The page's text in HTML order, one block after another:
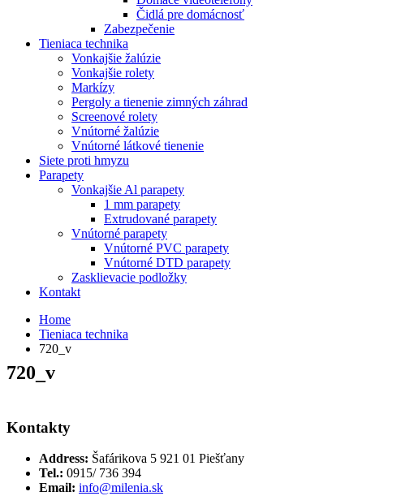
Čidlá pre domácnosť
Zabezpečenie
Tieniaca technika
Vonkajšie žalúzie
Vonkajšie rolety
Markízy
Pergoly a tienenie zimných záhrad
Screenové rolety
Vnútorné žalúzie
Vnútorné látkové tienenie
Siete proti hmyzu
Parapety
Vonkajšie Al parapety
1 mm parapety
Extrudované parapety
Vnútorné parapety
Vnútorné PVC parapety
Vnútorné DTD parapety
Zasklievacie podložky
Kontakt
Home
Tieniaca technika
720_v
720_v
Kontakty
Address: Šafárikova 5 921 01 Piešťany
Tel.: 0915/ 736 394
Email: info@milenia.sk